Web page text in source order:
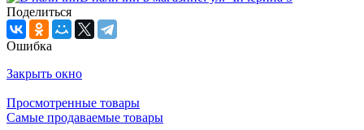
Поделиться
Ошибка
Закрыть окно
Просмотренные товары
Самые продаваемые товары